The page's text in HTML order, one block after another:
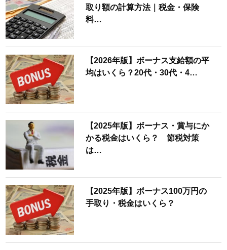
取り額の計算方法｜税金・保険
料…
【2026年版】ボーナス支給額の平
均はいくら？20代・30代・4…
【2025年版】ボーナス・賞与にか
かる税金はいくら？ 節税対策
は…
【2025年版】ボーナス100万円の
手取り・税金はいくら？